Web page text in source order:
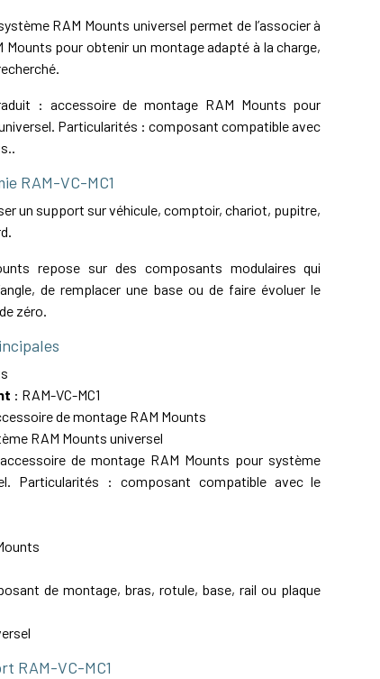
RAM Mounts universel permet de l’associer à
Mounts pour obtenir un montage adapté à la charge,
: accessoire de montage RAM Mounts pour
Particularités : composant compatible avec
RAM-VC-MC1
un support sur véhicule, comptoir, chariot, pupitre,
repose sur des composants modulaires qui
de remplacer une base ou de faire évoluer le
zéro.
: RAM-VC-MC1
de montage RAM Mounts
RAM Mounts universel
de montage RAM Mounts pour système
Particularités : composant compatible avec le
de montage, bras, rotule, base, rail ou plaque
RAM-VC-MC1